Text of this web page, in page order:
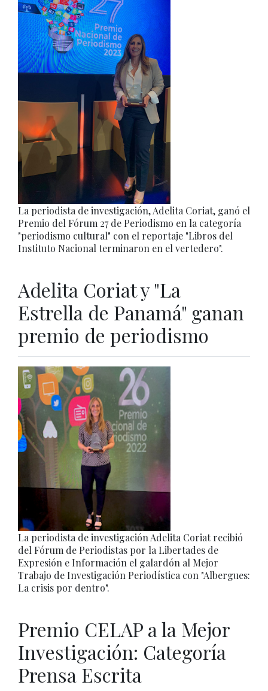
La periodista de investigación, Adelita Coriat, ganó el
Premio del Fórum 27 de Periodismo en la categoría
"periodismo cultural" con el reportaje "Libros del
Instituto Nacional terminaron en el vertedero".
Adelita Coriat y "La
Estrella de Panamá" ganan
premio de periodismo
La periodista de investigación Adelita Coriat recibió
del Fórum de Periodistas por la Libertades de
Expresión e Información el galardón al Mejor
Trabajo de Investigación Periodística con "Albergues:
La crisis por dentro".
Premio CELAP a la Mejor
Investigación: Categoría
Prensa Escrita